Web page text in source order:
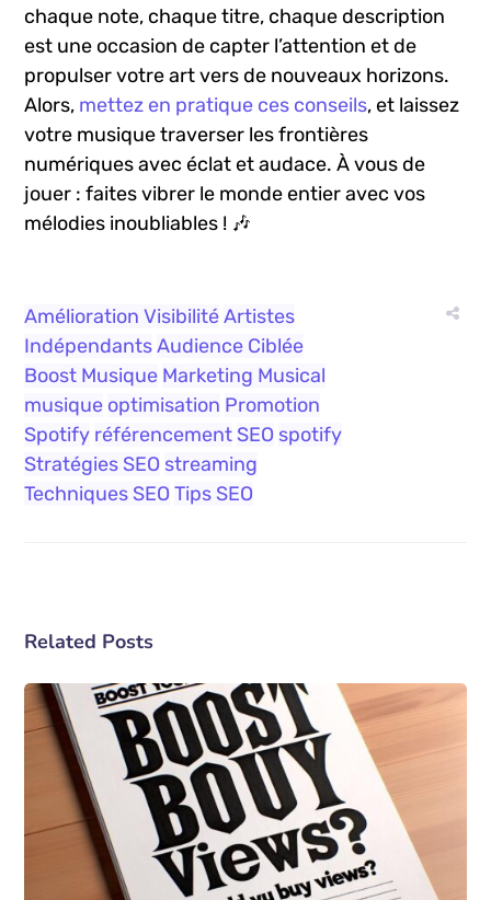
chaque note, chaque titre, chaque description
est‌ une occasion de capter l’attention et de
propulser votre art vers​ de nouveaux horizons.
Alors, mettez en pratique ces conseils, et laissez‌
votre‍ musique ‌traverser⁣ les frontières
numériques avec éclat ⁣et audace. ⁢À vous⁣ de
jouer ​:⁢ faites vibrer le monde entier avec vos
mélodies inoubliables ! 🎶
Amélioration Visibilité Artistes
Indépendants Audience Ciblée
Boost Musique Marketing Musical
musique optimisation Promotion
Spotify référencement SEO spotify
Stratégies SEO streaming
Techniques SEO Tips SEO
Related Posts